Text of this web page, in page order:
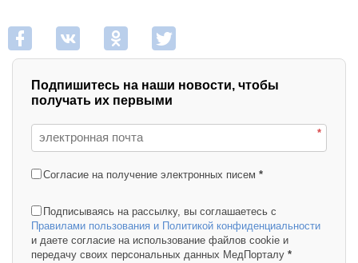
Подпишитесь на наши новости, чтобы
получать их первыми
*
Согласие на получение электронных писем *
Подписываясь на рассылку, вы соглашаетесь с
Правилами пользования и Политикой конфиденциальности
и даете согласие на использование файлов cookie и
передачу своих персональных данных МедПорталу *